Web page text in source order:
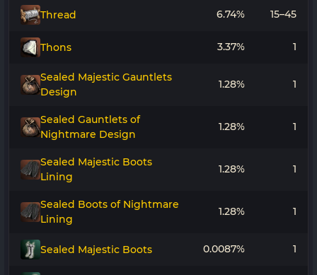
Thread 6.74% 15–45
Thons 3.37% 1
Sealed Majestic Gauntlets
Design
1.28% 1
Sealed Gauntlets of
Nightmare Design
1.28% 1
Sealed Majestic Boots
Lining
1.28% 1
Sealed Boots of Nightmare
Lining
1.28% 1
Sealed Majestic Boots 0.0087% 1